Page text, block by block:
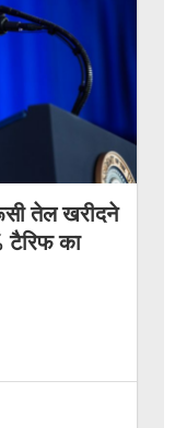
तेल खरीदने
टैरिफ का